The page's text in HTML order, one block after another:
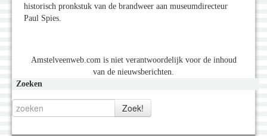
historisch pronkstuk van de brandweer aan museumdirecteur
Paul Spies.
Amstelveenweb.com is niet verantwoordelijk voor de inhoud
van de nieuwsberichten.
Zoeken